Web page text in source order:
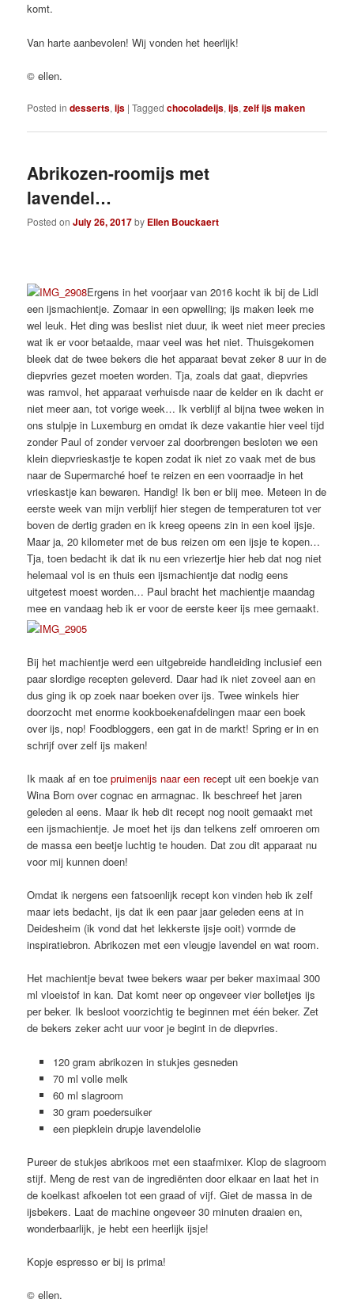
komt.
Van harte aanbevolen! Wij vonden het heerlijk!
© ellen.
Posted in desserts,ijs |Tagged chocoladeijs,ijs,zelf ijs maken
Abrikozen-roomijs met
lavendel…
Posted onJuly 26, 2017by Ellen Bouckaert
Ergens in het voorjaar van 2016 kocht ik bij de Lidl
een ijsmachientje. Zomaar in een opwelling; ijs maken leek me
wel leuk. Het ding was beslist niet duur, ik weet niet meer precies
wat ik er voor betaalde, maar veel was het niet. Thuisgekomen
bleek dat de twee bekers die het apparaat bevat zeker 8 uur in de
diepvries gezet moeten worden. Tja, zoals dat gaat, diepvries
was ramvol, het apparaat verhuisde naar de kelder en ik dacht er
niet meer aan, tot vorige week… Ik verblijf al bijna twee weken in
ons stulpje in Luxemburg en omdat ik deze vakantie hier veel tijd
zonder Paul of zonder vervoer zal doorbrengen besloten we een
klein diepvrieskastje te kopen zodat ik niet zo vaak met de bus
naar de Supermarché hoef te reizen en een voorraadje in het
vrieskastje kan bewaren. Handig! Ik ben er blij mee. Meteen in de
eerste week van mijn verblijf hier stegen de temperaturen tot ver
boven de dertig graden en ik kreeg opeens zin in een koel ijsje.
Maar ja, 20 kilometer met de bus reizen om een ijsje te kopen…
Tja, toen bedacht ik dat ik nu een vriezertje hier heb dat nog niet
helemaal vol is en thuis een ijsmachientje dat nodig eens
uitgetest moest worden… Paul bracht het machientje maandag
mee en vandaag heb ik er voor de eerste keer ijs mee gemaakt.
Bij het machientje werd een uitgebreide handleiding inclusief een
paar slordige recepten geleverd. Daar had ik niet zoveel aan en
dus ging ik op zoek naar boeken over ijs. Twee winkels hier
doorzocht met enorme kookboekenafdelingen maar een boek
over ijs, nop! Foodbloggers, een gat in de markt! Spring er in en
schrijf over zelf ijs maken!
Ik maak af en toepruimenijs naar een recept uit een boekje van
Wina Born over cognac en armagnac. Ik beschreef het jaren
geleden al eens. Maar ik heb dit recept nog nooit gemaakt met
een ijsmachientje. Je moet het ijs dan telkens zelf omroeren om
de massa een beetje luchtig te houden. Dat zou dit apparaat nu
voor mij kunnen doen!
Omdat ik nergens een fatsoenlijk recept kon vinden heb ik zelf
maar iets bedacht, ijs dat ik een paar jaar geleden eens at in
Deidesheim (ik vond dat het lekkerste ijsje ooit) vormde de
inspiratiebron. Abrikozen met een vleugje lavendel en wat room.
Het machientje bevat twee bekers waar per beker maximaal 300
ml vloeistof in kan. Dat komt neer op ongeveer vier bolletjes ijs
per beker. Ik besloot voorzichtig te beginnen met één beker. Zet
de bekers zeker acht uur voor je begint in de diepvries.
120 gram abrikozen in stukjes gesneden
70 ml volle melk
60 ml slagroom
30 gram poedersuiker
een piepklein drupje lavendelolie
Pureer de stukjes abrikoos met een staafmixer. Klop de slagroom
stijf. Meng de rest van de ingrediënten door elkaar en laat het in
de koelkast afkoelen tot een graad of vijf. Giet de massa in de
ijsbekers. Laat de machine ongeveer 30 minuten draaien en,
wonderbaarlijk, je hebt een heerlijk ijsje!
Kopje espresso er bij is prima!
© ellen.